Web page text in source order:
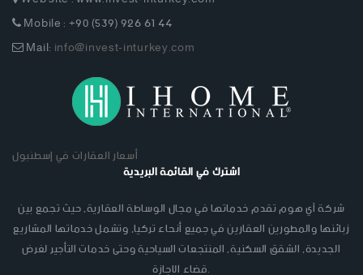
Mobile : +90 (539) 926 61 44
Mail:info@invest-inturkey.com
أسعار العقارات في إسطنبول
اشترك في القائمة البريدية
شركة آي هوم تقدم خدماتها في مجال الوساطة العقارية, حيث تجمع بين
زبائنها والمطورين العقارين في جميع أنحاء تركيا, وتشمل خدماتها المشاريع
الجديدة, الشقق السكنية, المنتجعات السياحية وحتى خدمات التأجير لغرض